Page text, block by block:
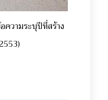
ความระบุปีที่สร้าง